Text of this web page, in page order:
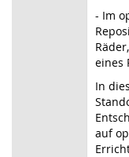
- Im
eines
In
auf